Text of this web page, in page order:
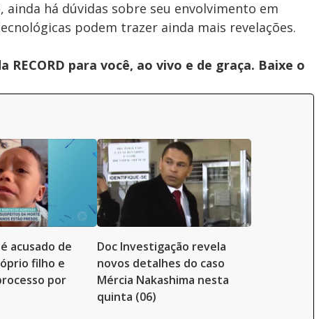
há dúvidas sobre seu envolvimento em
podem trazer ainda mais revelações.
para você, ao vivo e de graça. Baixe o
acusado de
filho e
por
Doc Investigação revela
novos detalhes do caso
Mércia Nakashima nesta
quinta (06)